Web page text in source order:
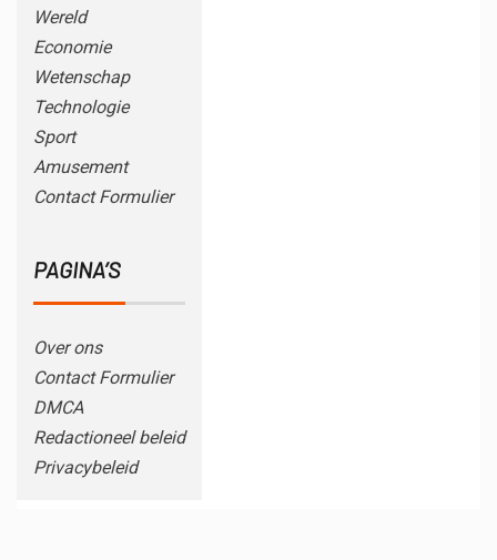
Wereld
Economie
Wetenschap
Technologie
Sport
Amusement
Contact Formulier
PAGINA’S
Over ons
Contact Formulier
DMCA
Redactioneel beleid
Privacybeleid